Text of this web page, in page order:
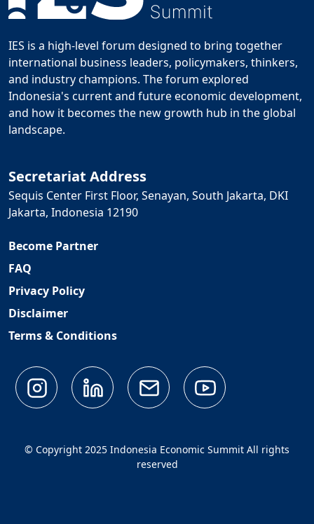
IES is a high-level forum designed to bring together
international business leaders, policymakers, thinkers,
and industry champions. The forum explored
Indonesia's current and future economic development,
and how it becomes the new growth hub in the global
landscape.
Secretariat Address
Sequis Center First Floor, Senayan, South Jakarta, DKI
Jakarta, Indonesia 12190
Become Partner
FAQ
Privacy Policy
Disclaimer
Terms & Conditions
© Copyright 2025 Indonesia Economic Summit All rights
reserved